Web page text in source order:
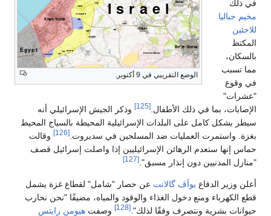
الوضع التقريبي في 9 أكتوبر.
في ذلك
مخيم جباليا
للاجئين
المكتظ
بالسكان،
مما تسبب
في وقوع
"عشرات"
الإصابات، بما في ذلك الأطفال. [125]
وذكر الجيش الإسرائيلي أنه
سيطر بشكل كامل على البلدات الإسرائيلية المحيطة بالسياج المحيط
بغزة. واستمرت العمليات ضد المسلحين في سديروت. [126]
وقالت
حماس إنها ستعدم الرهائن الإسرائيليين إذا واصلت إسرائيل قصف
"منازل المدنيين دون إنذار مسبق". [127]
أعلن وزير الدفاع يوآڤ گالانت عن حصار "شامل" لقطاع غزة يشمل
قطع الكهرباء ومنع دخول الغذاء والوقود والمياه، مضيفًا "نحن نحارب
حيوانات بشرية ونتصرف وفقًا لذلك". [128] وصفت هيومن رايتس